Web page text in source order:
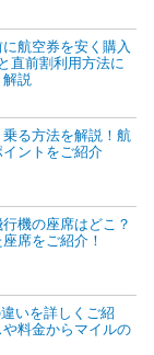
航空券を安く購入
直前割利用方法に
説
る方法を解説！航
ントをご紹介
機の座席はどこ？
席をご紹介！
いを詳しくご紹
料金からマイルの